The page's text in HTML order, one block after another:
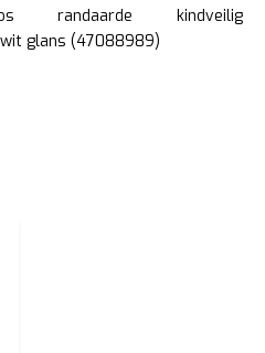
randaarde kindveilig
glans (47088989)